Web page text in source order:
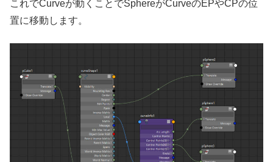
これでCurveが動くことでSphereがCurveのEPやCPの位
置に移動します。